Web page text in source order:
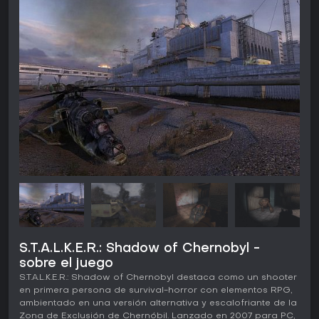
S.T.A.L.K.E.R.: Shadow of Chernobyl -
sobre el juego
S.T.A.L.K.E.R.: Shadow of Chernobyl destaca como un shooter
en primera persona de survival-horror con elementos RPG,
ambientado en una versión alternativa y escalofriante de la
Zona de Exclusión de Chernóbil. Lanzado en 2007 para PC,